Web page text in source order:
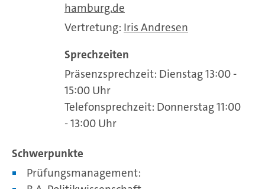
hamburg.de
Vertretung: Iris Andresen
Sprechzeiten
Präsenzsprechzeit: Dienstag 13:00 -
15:00 Uhr
Telefonsprechzeit: Donnerstag 11:00
- 13:00 Uhr
Schwerpunkte
Prüfungsmanagement: